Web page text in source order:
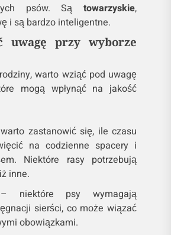
psów. Sątowarzyskie,
i są bardzo inteligentne.
uwagę przy wyborze
warto wziąć pod uwagę
mogą wpłynąć na jakość
zastanowić się, ile czasu
na codzienne spacery i
Niektóre rasy potrzebują
inne.
niektóre psy wymagają
sierści, co może wiązać
obowiązkami.